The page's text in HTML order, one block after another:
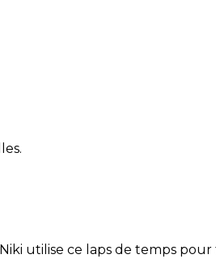
utilise ce laps de temps